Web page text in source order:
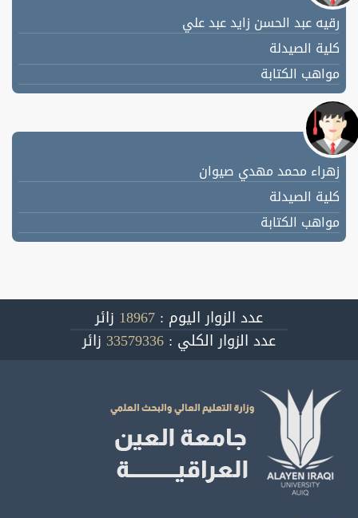
رقيه عبد الحسن زايد عبد علي
كلية الصيدلة
مواهب الكتابة
زهراء محمد مهدي صيوان
كلية الصيدلة
مواهب الكتابة
عدد الزوار اليوم : 18967 زائر
عدد الزوار الكلي : 33579336 زائر